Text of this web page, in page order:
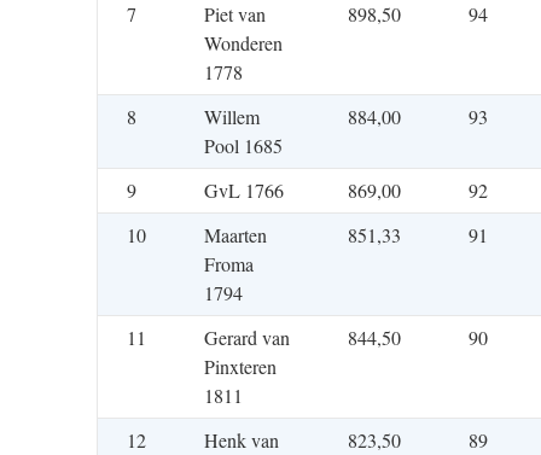
7
Piet van
Wonderen
1778
898,50 94
8
Willem
Pool 1685
884,00 93
9 GvL 1766 869,00
92
10
Maarten
Froma
1794
851,33 91
11
Gerard van
Pinxteren
1811
844,50 90
12
Henk van
823,50 89